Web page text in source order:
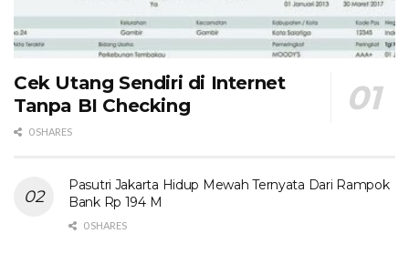
Cek Utang Sendiri di Internet
Tanpa BI Checking
0 SHARES
Pasutri Jakarta Hidup Mewah Ternyata Dari Rampok
Bank Rp 194 M
0 SHARES